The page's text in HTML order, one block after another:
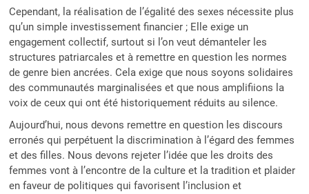
Cependant, la réalisation de l’égalité des sexes nécessite plus
qu’un simple investissement financier ; Elle exige un
engagement collectif, surtout si l’on veut démanteler les
structures patriarcales et à remettre en question les normes
de genre bien ancrées. Cela exige que nous soyons solidaires
des communautés marginalisées et que nous amplifiions la
voix de ceux qui ont été historiquement réduits au silence.
Aujourd’hui, nous devons remettre en question les discours
erronés qui perpétuent la discrimination à l’égard des femmes
et des filles. Nous devons rejeter l’idée que les droits des
femmes vont à l’encontre de la culture et la tradition et plaider
en faveur de politiques qui favorisent l’inclusion et